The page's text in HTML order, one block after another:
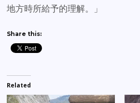
地方時所給予的理解。」
Share this:
Related